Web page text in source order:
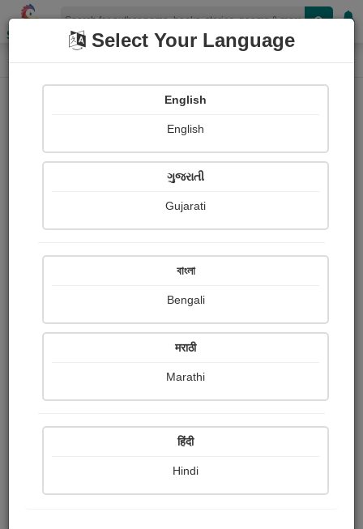
Shopizen
Home Book Details
શબ્દ
Poem
Read Now
Select Your Language
English
English
ગુજરાતી
Gujarati
বাংলা
Bengali
मराठी
Marathi
हिंदी
Hindi